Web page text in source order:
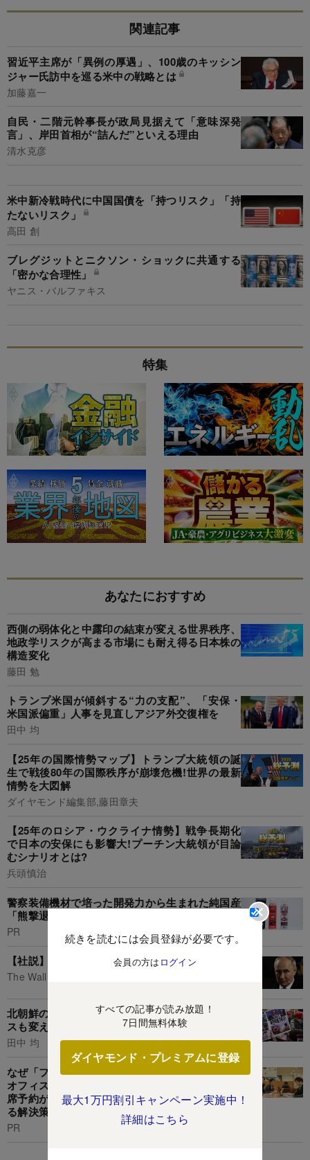
続きを読むには会員登録が必要です。
会員の方は ログイン
すべての記事が読み放題！
7日間無料体験
ダイヤモンド・プレミアムに登録
最大1万円割引キャンペーン実施中！
詳細はこちら
関連記事
習近平主席が「異例の厚遇」、100歳のキッシン
ジャー氏訪中を巡る米中の戦略とは
加藤嘉一
自民・二階元幹事長が政局見据えて「意味深発
言」、岸田首相が“詰んだ”といえる理由
清水克彦
米中新冷戦時代に中国国債を「持つリスク」「持
たないリスク」
高田 創
ブレグジットとニクソン・ショックに共通する
「密かな合理性」
ヤニス・バルファキス
特集
あなたにおすすめ
西側の弱体化と中露印の結束が変える世界秩序、
地政学リスクが高まる市場にも耐え得る日本株の
構造変化
藤田 勉
トランプ米国が傾斜する“力の支配”、「安保・
米国派偏重」人事を見直しアジア外交復権を
田中 均
【25年の国際情勢マップ】トランプ大統領の誕
生で戦後80年の国際秩序が崩壊危機!世界の最新
情勢を大図解
ダイヤモンド編集部,藤田章夫
【25年のロシア・ウクライナ情勢】戦争長期化
で日本の安保にも影響大!プーチン大統領が目論
むシナリオとは?
兵頭慎治
警察装備機材で培った開発力から生まれた純国産
「熊撃退スプレー」が話題に
PR
【社説】望ましいウクライナ和平案とは
The Wall Street Journal
北朝鮮の「ロシア派兵」は朝鮮半島の軍事バラン
スも変える!?
田中 均
なぜ「フリーアドレス」は失敗するのか? 高額な
オフィス改修がムダになる「フリーアドレスの座
席予約が定着しない元凶」と組織の生産性を上げ
る解決策とは
PR